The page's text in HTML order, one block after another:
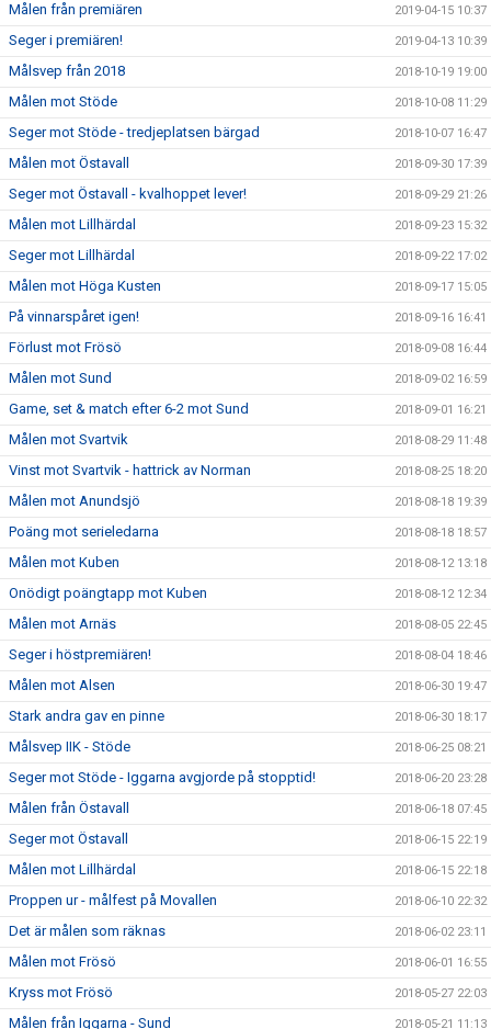
Målen från premiären 2019-04-15 10:37
Seger i premiären! 2019-04-13 10:39
Målsvep från 2018 2018-10-19 19:00
Målen mot Stöde 2018-10-08 11:29
Seger mot Stöde - tredjeplatsen bärgad 2018-10-07 16:47
Målen mot Östavall 2018-09-30 17:39
Seger mot Östavall - kvalhoppet lever! 2018-09-29 21:26
Målen mot Lillhärdal 2018-09-23 15:32
Seger mot Lillhärdal 2018-09-22 17:02
Målen mot Höga Kusten 2018-09-17 15:05
På vinnarspåret igen! 2018-09-16 16:41
Förlust mot Frösö 2018-09-08 16:44
Målen mot Sund 2018-09-02 16:59
Game, set & match efter 6-2 mot Sund 2018-09-01 16:21
Målen mot Svartvik 2018-08-29 11:48
Vinst mot Svartvik - hattrick av Norman 2018-08-25 18:20
Målen mot Anundsjö 2018-08-18 19:39
Poäng mot serieledarna 2018-08-18 18:57
Målen mot Kuben 2018-08-12 13:18
Onödigt poängtapp mot Kuben 2018-08-12 12:34
Målen mot Arnäs 2018-08-05 22:45
Seger i höstpremiären! 2018-08-04 18:46
Målen mot Alsen 2018-06-30 19:47
Stark andra gav en pinne 2018-06-30 18:17
Målsvep IIK - Stöde 2018-06-25 08:21
Seger mot Stöde - Iggarna avgjorde på stopptid! 2018-06-20 23:28
Målen från Östavall 2018-06-18 07:45
Seger mot Östavall 2018-06-15 22:19
Målen mot Lillhärdal 2018-06-15 22:18
Proppen ur - målfest på Movallen 2018-06-10 22:32
Det är målen som räknas 2018-06-02 23:11
Målen mot Frösö 2018-06-01 16:55
Kryss mot Frösö 2018-05-27 22:03
Målen från Iggarna - Sund 2018-05-21 11:13